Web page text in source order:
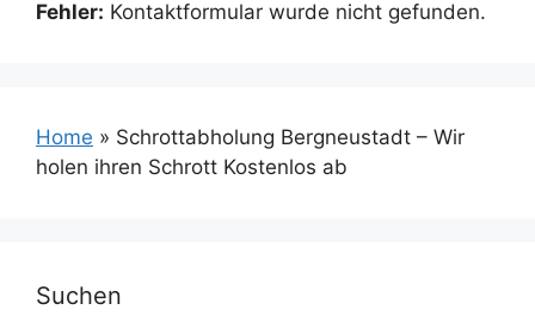
Fehler: Kontaktformular wurde nicht gefunden.
Home » Schrottabholung Bergneustadt – Wir
holen ihren Schrott Kostenlos ab
Suchen